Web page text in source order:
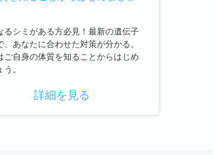
るシミがある方必見！最新の遺伝子
、あなたに合わせた対策が分かる。
ご自身の体質を知ることからはじめ
う。
詳細を見る